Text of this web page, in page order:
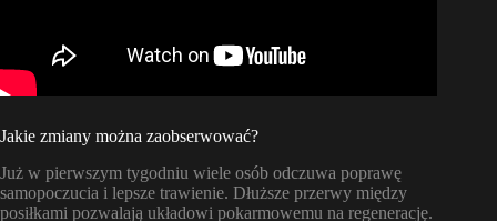
Jakie zmiany można zaobserwować?
Już w pierwszym tygodniu wiele osób odczuwa poprawę
samopoczucia i lepsze trawienie. Dłuższe przerwy między
posiłkami pozwalają układowi pokarmowemu na regenerację.